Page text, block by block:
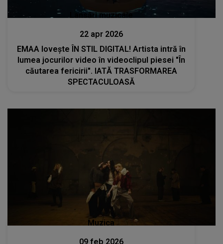
Lansări muzicale
22 apr 2026
EMAA lovește ÎN STIL DIGITAL! Artista intră în
lumea jocurilor video în videoclipul piesei "În
căutarea fericirii". IATĂ TRASFORMAREA
SPECTACULOASĂ
Muzica
09 feb 2026